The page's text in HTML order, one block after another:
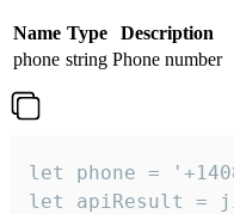
Name Type
Description
phone string Phone number
let phone =
let apiResult =